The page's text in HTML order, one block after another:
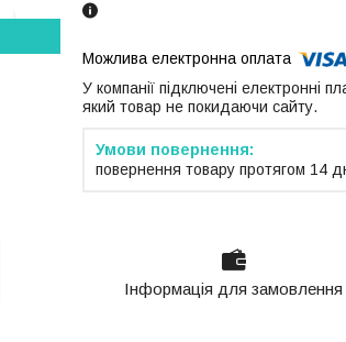
У компанії підключені електронні
який товар не покидаючи сайту.
повернення товару протягом 14
Інформація для замовлення